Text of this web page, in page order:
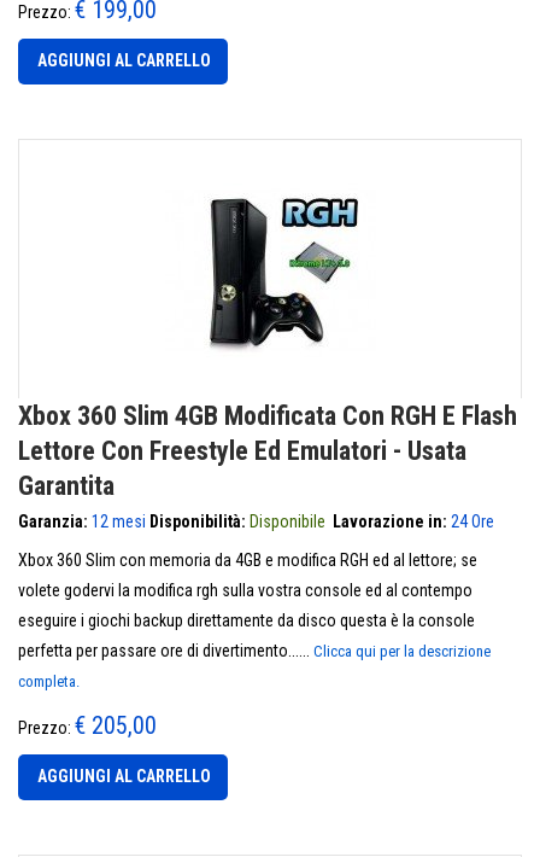
Prezzo: € 199,00
AGGIUNGI AL CARRELLO
Xbox 360 Slim 4GB Modificata Con RGH E Flash
Lettore Con Freestyle Ed Emulatori - Usata
Garantita
Garanzia: 12 mesi Disponibilità: Disponibile Lavorazione in: 24 Ore
Xbox 360 Slim con memoria da 4GB e modifica RGH ed al lettore; se
volete godervi la modifica rgh sulla vostra console ed al contempo
eseguire i giochi backup direttamente da disco questa è la console
perfetta per passare ore di divertimento...... Clicca qui per la descrizione
completa.
Prezzo: € 205,00
AGGIUNGI AL CARRELLO